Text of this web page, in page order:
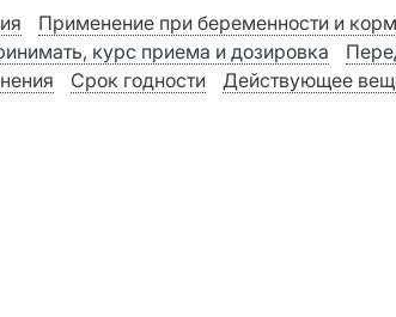
Применение при беременности и
курс приема и дозировка
Срок годности Действующее